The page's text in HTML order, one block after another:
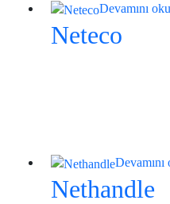
Devamını oku
Neteco
Devamını
Nethandle